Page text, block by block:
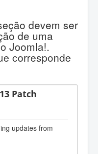
devem ser
de uma
Joomla!.
corresponde
Patch
updates from